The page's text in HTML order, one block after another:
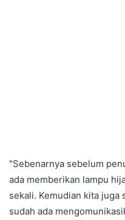
"Sebenarnya sebelum
ada memberikan lampu
sekali. Kemudian kita
sudah ada